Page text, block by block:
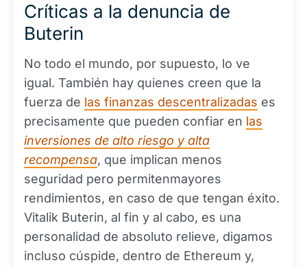
Críticas a la denuncia de
Buterin
No todo el mundo, por supuesto, lo ve
igual. También hay quienes creen que la
fuerza de las finanzas descentralizadas es
precisamente que pueden confiar en las
inversiones de alto riesgo y alta
recompensa, que implican menos
seguridad pero permitenmayores
rendimientos, en caso de que tengan éxito.
Vitalik Buterin, al fin y al cabo, es una
personalidad de absoluto relieve, digamos
incluso cúspide, dentro de Ethereum y,